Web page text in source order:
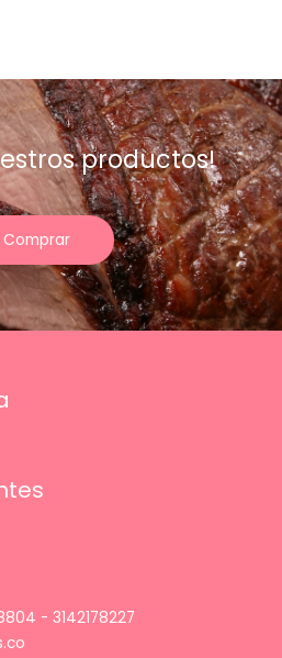
productos!
Comprar
- 3142178227